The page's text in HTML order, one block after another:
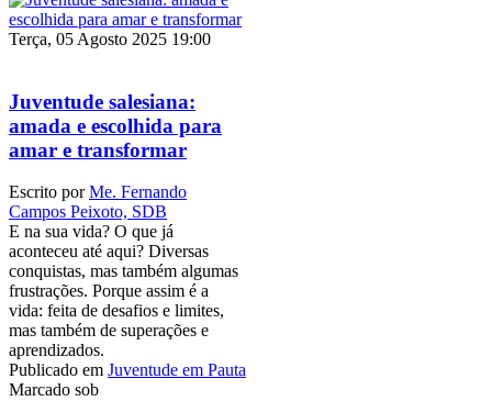
Terça, 05 Agosto 2025 19:00
Juventude salesiana:
amada e escolhida para
amar e transformar
Escrito porMe. Fernando
Campos Peixoto, SDB
E na sua vida? O que já
aconteceu até aqui? Diversas
conquistas, mas também algumas
frustrações. Porque assim é a
vida: feita de desafios e limites,
mas também de superações e
aprendizados.
Publicado em Juventude em Pauta
Marcado sob